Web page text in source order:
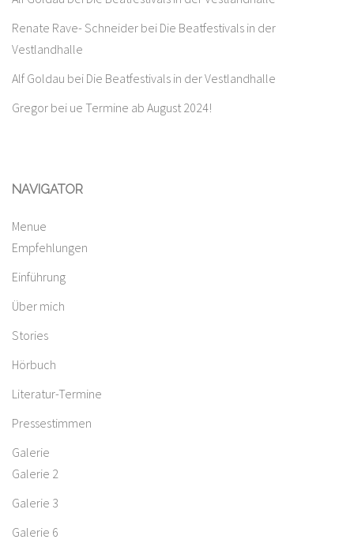
Renate Rave- Schneider bei Die Beatfestivals in der
Vestlandhalle
Alf Goldau bei Die Beatfestivals in der Vestlandhalle
Gregor bei ue Termine ab August 2024!
NAVIGATOR
Menue
Empfehlungen
Einführung
Über mich
Stories
Hörbuch
Literatur-Termine
Pressestimmen
Galerie
Galerie 2
Galerie 3
Galerie 6